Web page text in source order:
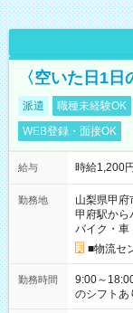
〈空いた日1
派遣 職種未経験OK
WEB登録・面接OK
給与 時給1,200
勤務地
山梨県甲府
甲府駅から
バイク・車
■物流セ
勤務時間
9:00～18:00 など 他にも ▼10:00～
のシフトあ